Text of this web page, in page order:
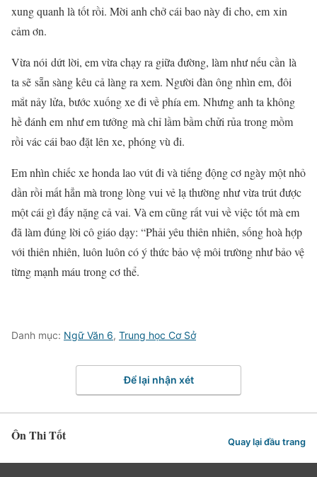
xung quanh là tốt rồi. Mời anh chở cái bao này đi cho, em xin
cảm ơn.
Vừa nói dứt lời, em vừa chạy ra giữa đường, làm như nếu cần là
ta sẽ sẵn sàng kêu cả làng ra xem. Người đàn ông nhìn em, đôi
mắt nảy lửa, bước xuống xe đi về phía em. Nhưng anh ta không
hề đánh em như em tưởng mà chỉ lầm bầm chửi rủa trong mồm
rồi vác cái bao đặt lên xe, phóng vù đi.
Em nhìn chiếc xe honda lao vút đi và tiếng động cơ ngày một nhỏ
dần rồi mất hẳn mà trong lòng vui vẻ lạ thường như vừa trút được
một cái gì đấy nặng cả vai. Và em cũng rất vui về việc tốt mà em
đã làm đúng lời cô giáo dạy: “Phải yêu thiên nhiên, sống hoà hợp
với thiên nhiên, luôn luôn có ý thức bảo vệ môi trường như bảo vệ
từng mạnh máu trong cơ thể.
Danh mục: Ngữ Văn 6, Trung học Cơ Sở
Để lại nhận xét
Ôn Thi Tốt Quay lại đầu trang